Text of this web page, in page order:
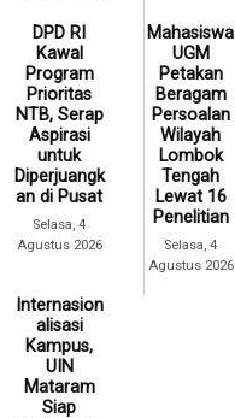
DPD RI
Kawal
Program
Prioritas
NTB, Serap
Aspirasi
untuk
Diperjuangk
an di Pusat
Selasa, 4
Agustus 2026
Mahasiswa
UGM
Petakan
Beragam
Persoalan
Wilayah
Lombok
Tengah
Lewat 16
Penelitian
Selasa, 4
Agustus 2026
Internasion
alisasi
Kampus,
UIN
Mataram
Siap